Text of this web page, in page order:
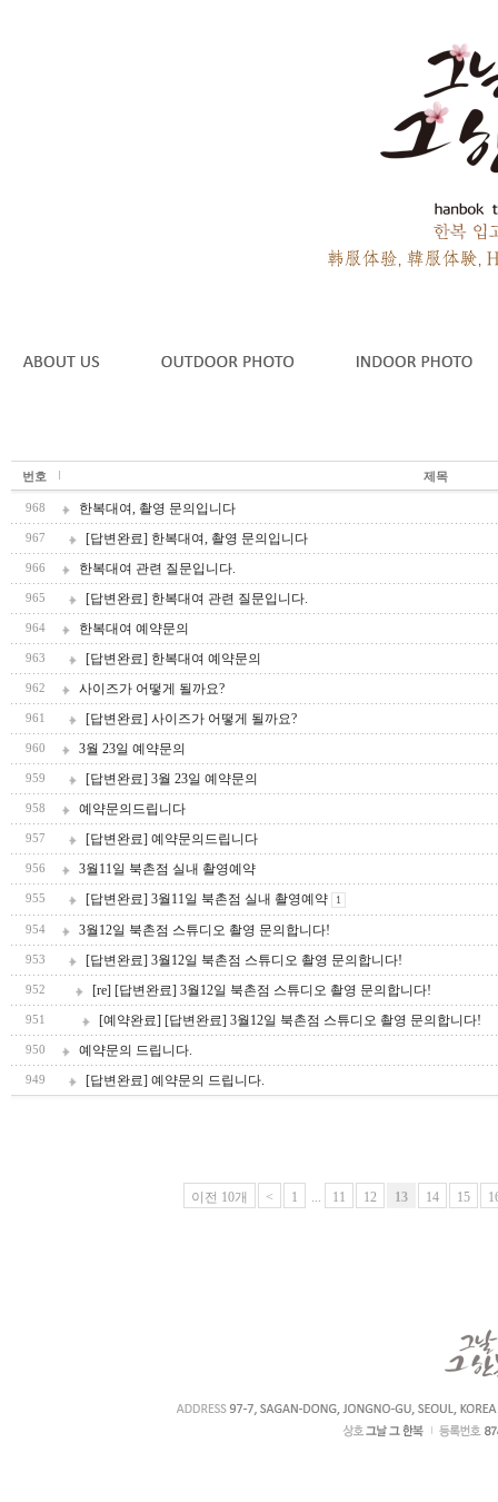
번호 제목
968 한복대여, 촬영 문의입니다
967 [답변완료] 한복대여, 촬영 문의입니다
966 한복대여 관련 질문입니다.
965 [답변완료] 한복대여 관련 질문입니다.
964 한복대여 예약문의
963 [답변완료] 한복대여 예약문의
962 사이즈가 어떻게 될까요?
961 [답변완료] 사이즈가 어떻게 될까요?
960 3월 23일 예약문의
959 [답변완료] 3월 23일 예약문의
958 예약문의드립니다
957 [답변완료] 예약문의드립니다
956 3월11일 북촌점 실내 촬영예약
955 [답변완료] 3월11일 북촌점 실내 촬영예약 1
954 3월12일 북촌점 스튜디오 촬영 문의합니다!
953 [답변완료] 3월12일 북촌점 스튜디오 촬영 문의합니다!
952 [re] [답변완료] 3월12일 북촌점 스튜디오 촬영 문의합니다!
951 [예약완료] [답변완료] 3월12일 북촌점 스튜디오 촬영 문의합니다!
950 예약문의 드립니다.
949 [답변완료] 예약문의 드립니다.
이전 10개 < 1 ... 11 12 13 14 15